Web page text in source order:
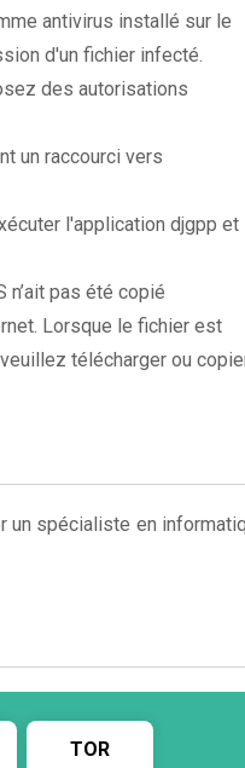
antivirus installé sur le
d'un fichier infecté.
des autorisations
un raccourci vers
l'application djgpp et
pas été copié
Lorsque le fichier est
télécharger ou
un spécialiste en
TOR